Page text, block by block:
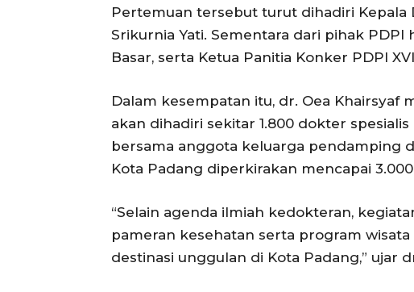
Pertemuan tersebut turut dihadiri Kepala
Srikurnia Yati. Sementara dari pihak PDPI
Basar, serta Ketua Panitia Konker PDPI
Dalam kesempatan itu, dr. Oea Khairsyaf
akan dihadiri sekitar 1.800 dokter
bersama anggota keluarga pendamping
Kota Padang diperkirakan mencapai
“Selain agenda ilmiah kedokteran,
pameran kesehatan serta program
destinasi unggulan di Kota Padang,” ujar